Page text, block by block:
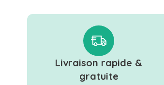
Livraison rapide &
gratuite